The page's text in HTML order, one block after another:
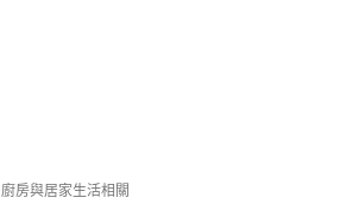
廚房與居家生活相關